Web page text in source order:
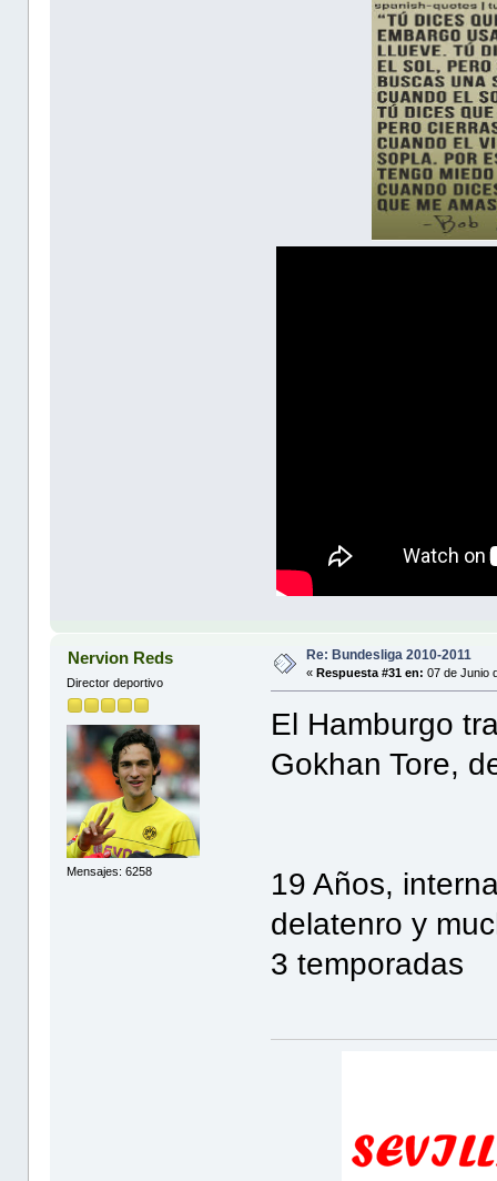
Nervion Reds
Director deportivo
Mensajes: 6258
Re: Bundesliga 2010-2011
«Respuesta #31 en: 07 de Junio
El Hamburgo
Gokhan Tore,
19 Años,
delatenro y
3 temporadas